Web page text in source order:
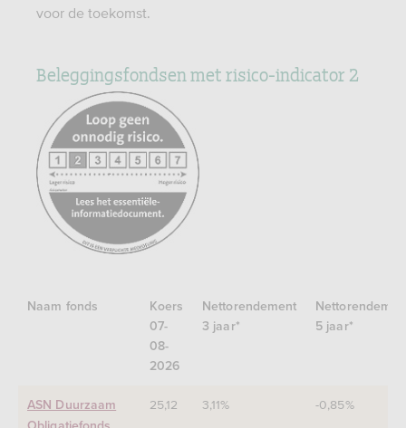
voor de toekomst.
Beleggingsfondsen met risico-indicator 2
https://www.afm.nl/nl-
nl/sector/themas/dienstverlening-
aan-
consumenten/informatieverstrekking/essentiele-
informatiedocument-
eid
Naam fonds
Koers
07-
08-
2026
Nettorendement
3 jaar*
5 jaar*
ASN Duurzaam
25,12 3,11% -0,85%